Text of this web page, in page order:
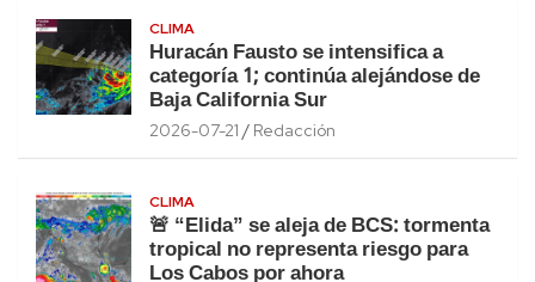
CLIMA
Huracán Fausto se intensifica a
categoría 1; continúa alejándose de
Baja California Sur
2026-07-21 Redacción
CLIMA
🚨 “Elida” se aleja de BCS: tormenta
tropical no representa riesgo para
Los Cabos por ahora